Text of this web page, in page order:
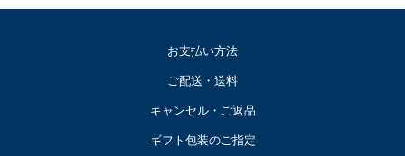
お支払い方法
ご配送・送料
キャンセル・ご返品
ギフト包装のご指定